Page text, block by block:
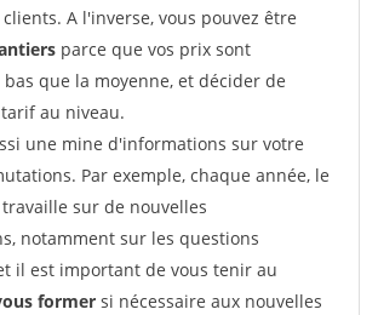
A l'inverse, vous pouvez être
parce que vos prix sont
que la moyenne, et décider de
au niveau.
une mine d'informations sur votre
Par exemple, chaque année, le
sur de nouvelles
notamment sur les questions
il est important de vous tenir au
former si nécessaire aux nouvelles